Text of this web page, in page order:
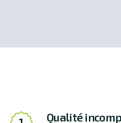
Qualité